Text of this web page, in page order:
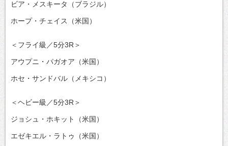
ビア・メスキータ（ブラジル）
ホープ・チェイス（米国）
＜フライ級／5分3R＞
アウプニ・パガオア（米国）
ホセ・サンドバル（メキシコ）
＜ヘビー級／5分3R＞
ジョシュ・ホキット（米国）
エゼキエル・ラトゥ（米国）